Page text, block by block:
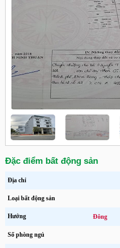
Đặc điểm bất động sản
Địa chỉ
Loại bất động sản
Hướng Đông
Số phòng ngủ